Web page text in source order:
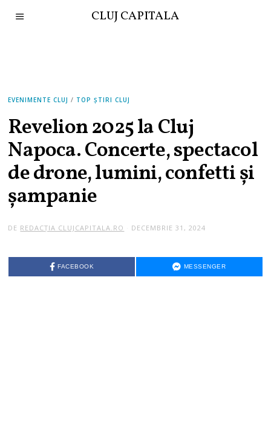
CLUJ CAPITALA
EVENIMENTE CLUJ / TOP ȘTIRI CLUJ
Revelion 2025 la Cluj
Napoca. Concerte, spectacol
de drone, lumini, confetti și
șampanie
DE REDACȚIA CLUJCAPITALA.RO DECEMBRIE 31, 2024
FACEBOOK MESSENGER